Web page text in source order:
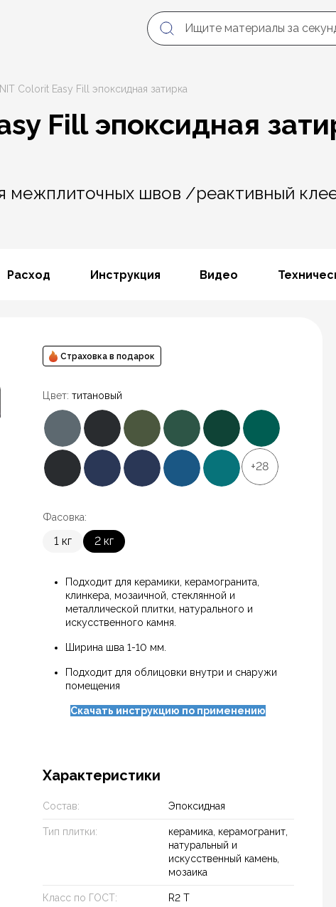
Colorit Easy Fill эпоксидная затирка
Fill эпоксидная
межплиточных швов /реактивный
Расход Инструкция Видео
Страховка в подарок
Цвет: титановый
+28
Фасовка:
1 кг 2 кг
Подходит для керамики, керамогранита,
клинкера, мозаичной, стеклянной и
металлической плитки, натурального и
искусственного камня.
Ширина шва 1-10 мм.
Подходит для облицовки внутри и снаружи
помещения
Скачать инструкцию по применению
Характеристики
Состав: Эпоксидная
Тип плитки:
керамика, керамогранит,
натуральный и
искусственный камень,
мозаика
Класс по ГОСТ: R2 T